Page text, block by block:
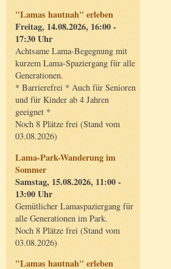
"Lamas hautnah" erleben
Freitag, 14.08.2026, 16:00 -
17:30 Uhr
Achtsame Lama-Begegnung mit
kurzem Lama-Spaziergang für alle
Generationen.
* Barrierefrei * Auch für Senioren
und für Kinder ab 4 Jahren
geeignet *
Noch 8 Plätze frei (Stand vom
03.08.2026)
Lama-Park-Wanderung im
Sommer
Samstag, 15.08.2026, 11:00 -
13:00 Uhr
Gemütlicher Lamaspaziergang für
alle Generationen im Park.
Noch 8 Plätze frei (Stand vom
03.08.2026)
"Lamas hautnah" erleben